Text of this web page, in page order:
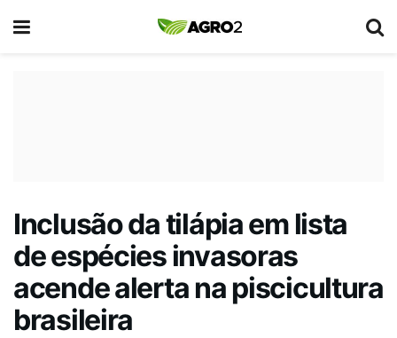
Inclusão da tilápia em lista
de espécies invasoras
acende alerta na piscicultura
brasileira